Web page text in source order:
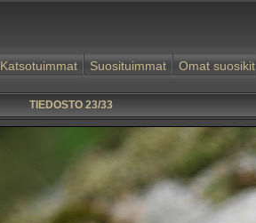
Katsotuimmat Suosituimmat Omat suosikit
TIEDOSTO 23/33